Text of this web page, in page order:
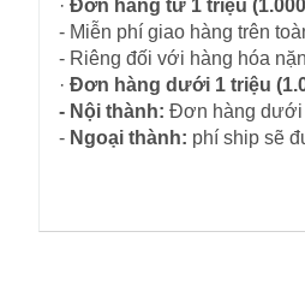
· Đơn hàng từ 1 triệu
- Miễn phí giao hàng trên
- Riêng đối với hàng hóa
· Đơn hàng dưới 1 triệu
- Nội thành: Đơn hàng dưới
- Ngoại thành: phí ship sẽ